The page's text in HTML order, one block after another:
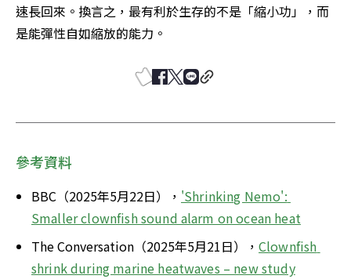
速長回來。換言之，最有利於生存的不是「縮小功」，而
是能彈性自如縮放的能力。
參考資料
BBC（2025年5月22日）， 'Shrinking Nemo':
Smaller clownfish sound alarm on ocean heat
The Conversation（2025年5月21日）， Clownfish
shrink during marine heatwaves – new study